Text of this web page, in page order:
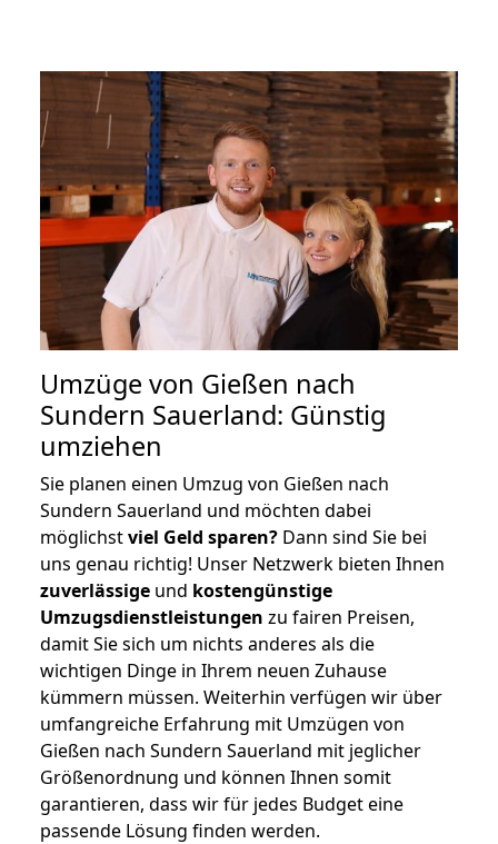
Umzüge von Gießen nach
Sundern Sauerland: Günstig
umziehen
Sie planen einen Umzug von Gießen nach
Sundern Sauerland und möchten dabei
möglichstviel Geld sparen? Dann sind Sie bei
uns genau richtig! Unser Netzwerk bieten Ihnen
zuverlässige und kostengünstige
Umzugsdienstleistungen zu fairen Preisen,
damit Sie sich um nichts anderes als die
wichtigen Dinge in Ihrem neuen Zuhause
kümmern müssen. Weiterhin verfügen wir über
umfangreiche Erfahrung mit Umzügen von
Gießen nach Sundern Sauerland mit jeglicher
Größenordnung und können Ihnen somit
garantieren, dass wir für jedes Budget eine
passende Lösung finden werden.